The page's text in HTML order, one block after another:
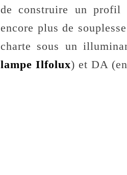
de construire un
encore plus de
charte sous un
lampe Ilfolux) et DA